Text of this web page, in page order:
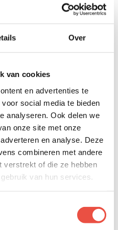
Over
van cookies
en advertenties te
social media te bieden
analyseren. Ook delen we
onze site met onze
en analyse. Deze
combineren met andere
verstrekt of die ze hebben
van hun services.
dat de bewaartermijn
is verhoogd. Wat
Fastbyte en